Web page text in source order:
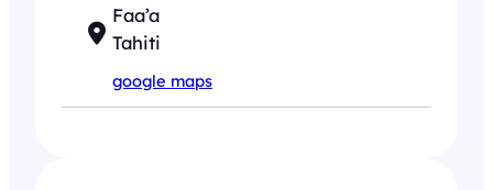
Faa’a
Tahiti
google maps